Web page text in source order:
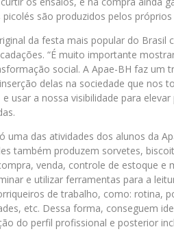
são produzidos pelos
da festa mais popular do Brasil
“É muito importante
social. A Apae-BH faz um
delas na sociedade que nos
usar a nossa visibilidade para
uma das atividades dos alunos da
também produzem sorvetes,
venda, controle de estoque e
e utilizar ferramentas para a
de trabalho, como: rotina,
etc. Dessa forma, conseguem
do perfil profissional e posterior